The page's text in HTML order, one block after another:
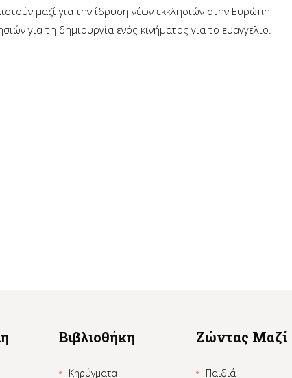
μαζί για την ίδρυση νέων εκκλησιών στην Ευρώπη,
για τη δημιουργία ενός κινήματος για το ευαγγέλιο.
Βιβλιοθήκη
Κηρύγματα
Ζώντας Μαζί
Παιδιά